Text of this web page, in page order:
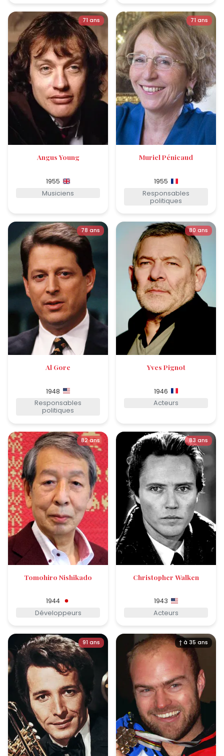
71 ans
Angus Young
1955
Musiciens
71 ans
Muriel Pénicaud
1955
Responsables
politiques
78 ans
Al Gore
1948
Responsables
politiques
80 ans
Yves Pignot
1946
Acteurs
82 ans
Tomohiro Nishikado
1944
Développeurs
83 ans
Christopher Walken
1943
Acteurs
91 ans † à 35 ans